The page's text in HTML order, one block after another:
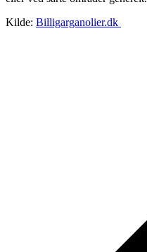
Kilde: Billigarganolier.dk